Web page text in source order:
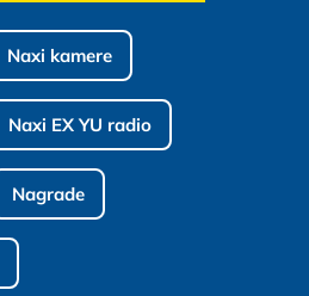
Naxi kamere
Naxi EX YU radio
Nagrade